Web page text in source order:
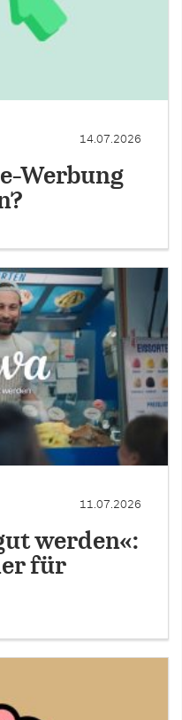
14.07.2026
Werbung
11.07.2026
werden«:
für